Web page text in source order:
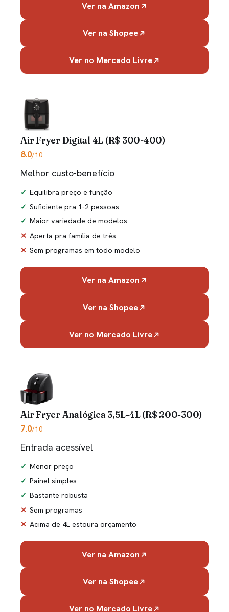
Ver na Amazon
Ver na Shopee
Ver no Mercado Livre
Air Fryer Digital 4L (R$ 300-400)
8.0/10
Melhor custo-benefício
Equilibra preço e função
Suficiente pra 1-2 pessoas
Maior variedade de modelos
Aperta pra família de três
Sem programas em todo modelo
Ver na Amazon
Ver na Shopee
Ver no Mercado Livre
Air Fryer Analógica 3,5L-4L (R$ 200-300)
7.0/10
Entrada acessível
Menor preço
Painel simples
Bastante robusta
Sem programas
Acima de 4L estoura orçamento
Ver na Amazon
Ver na Shopee
Ver no Mercado Livre